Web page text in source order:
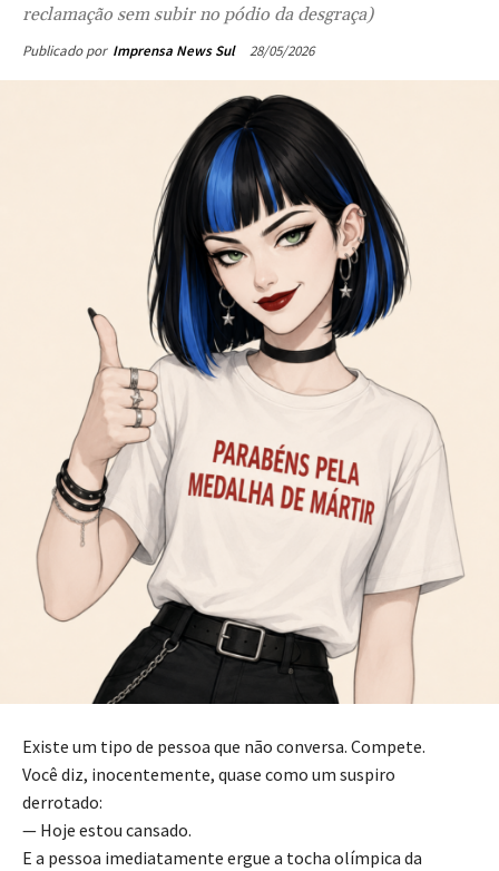
reclamação sem subir no pódio da desgraça)
Publicado por Imprensa News Sul 28/05/2026
Existe um tipo de pessoa que não conversa. Compete.
Você diz, inocentemente, quase como um suspiro
derrotado:
— Hoje estou cansado.
E a pessoa imediatamente ergue a tocha olímpica da